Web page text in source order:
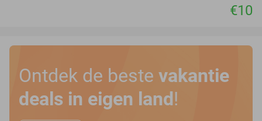
€10
Ontdek de beste vakantie
deals in eigen land!